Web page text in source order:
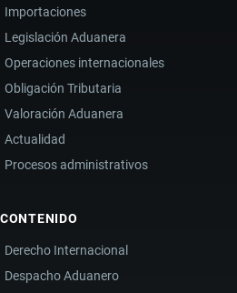
Importaciones
Legislación Aduanera
Operaciones internacionales
Obligación Tributaria
Valoración Aduanera
Actualidad
Procesos administrativos
CONTENIDO
Derecho Internacional
Despacho Aduanero